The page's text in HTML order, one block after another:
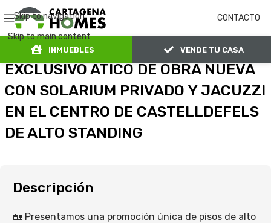
Skip to navigation
Skip to main content
CONTACTO
INMUEBLES VENDE TU CASA
EXCLUSIVO ATICO DE OBRA NUEVA
CON SOLARIUM PRIVADO Y JACUZZI
EN EL CENTRO DE CASTELLDEFELS
DE ALTO STANDING
Descripción
🏡 Presentamos una promoción única de pisos de alto